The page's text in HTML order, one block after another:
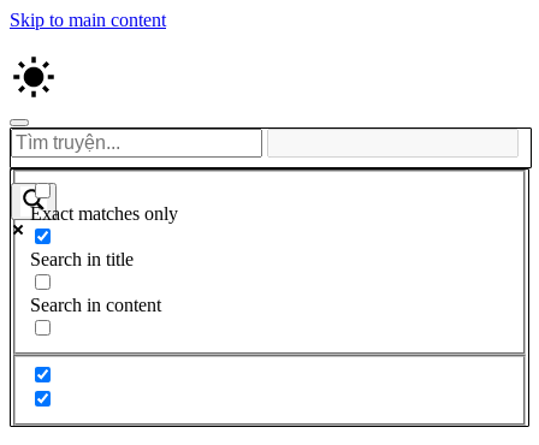
Skip to main content
Exact matches only
Search in title
Search in content